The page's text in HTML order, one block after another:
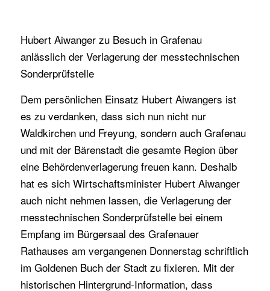
Hubert Aiwanger zu Besuch in Grafenau
anlässlich der Verlagerung der messtechnischen
Sonderprüfstelle
Dem persönlichen Einsatz Hubert Aiwangers ist
es zu verdanken, dass sich nun nicht nur
Waldkirchen und Freyung, sondern auch Grafenau
und mit der Bärenstadt die gesamte Region über
eine Behördenverlagerung freuen kann. Deshalb
hat es sich Wirtschaftsminister Hubert Aiwanger
auch nicht nehmen lassen, die Verlagerung der
messtechnischen Sonderprüfstelle bei einem
Empfang im Bürgersaal des Grafenauer
Rathauses am vergangenen Donnerstag schriftlich
im Goldenen Buch der Stadt zu fixieren. Mit der
historischen Hintergrund-Information, dass